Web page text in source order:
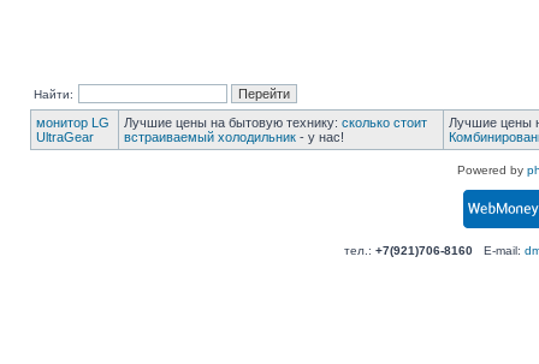
Найти:
монитор LG
UltraGear
Лучшие цены на бытовую технику: сколько стоит
встраиваемый холодильник - у нас!
Лучшие цены
Powered by
тел.: +7(921)706-8160E-mail: